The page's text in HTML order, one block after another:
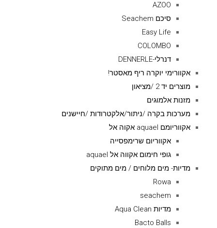
AZOO
סיכם Seachem
Easy Life
COLOMBO
דנרלי-DENNERLE
אקוורימי יוקרה ריף מאסטר!
מוצרים יד 2 /מציאון
מזנות אלמוגים
מערכות בקרה /ניתור/אלקטרודות /חיישנים
אקווריומם aquael אקוה אל
אקווריום שרימפסייה
גופי חימום אקווה אל aquael
מדיות- מים מלוחים / מים מתוקים
Rowa
seachem
מדיות Aqua Clean
Bacto Balls